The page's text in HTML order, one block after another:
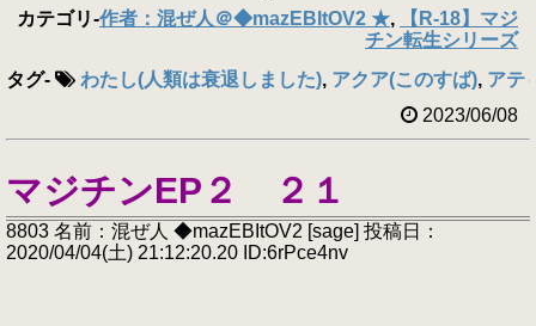
カテゴリ-作者：混ぜ人＠◆mazEBItOV2 ★,
【R-18】マジ
チン転生シリーズ
タグ- わたし(人類は衰退しました), アクア(このすば), アテ
2023/06/08
マジチンEP２ ２１
8803 名前：混ぜ人 ◆mazEBItOV2 [sage] 投稿日：
2020/04/04(土) 21:12:20.20 ID:6rPce4nv